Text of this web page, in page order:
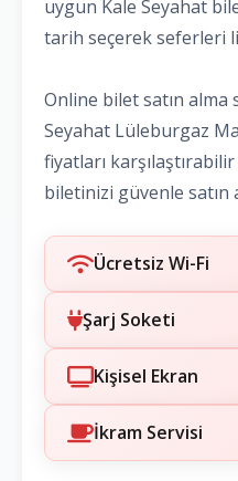
uygun Kale Seyahat
tarih seçerek seferleri
Online bilet satın alma
Seyahat Lüleburgaz
fiyatları
biletinizi güvenle satın
Ücretsiz Wi-Fi
Şarj Soketi
Kişisel Ekran
İkram Servisi